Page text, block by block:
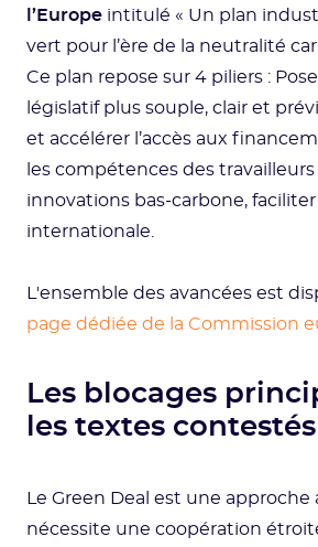
l’Europe intitulé « Un plan
vert pour l’ère de la neutralité
Ce plan repose sur 4 piliers :
législatif plus souple, clair et
et accélérer l’accès aux
les compétences des travailleurs
innovations bas-carbone,
internationale.
L'ensemble des avancées est
page dédiée de la Commission
Les blocages
les textes contestés
Le Green Deal est une
nécessite une coopération